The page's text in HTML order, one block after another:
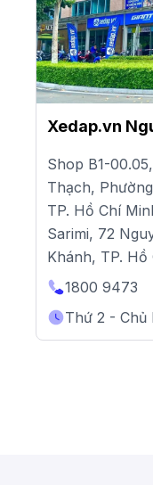
Xedap.vn
Shop B1-
Thạch,
TP. Hồ Chí
Sarimi, 72
Khánh, TP. Hồ
1800 9473
Thứ 2 - Chủ